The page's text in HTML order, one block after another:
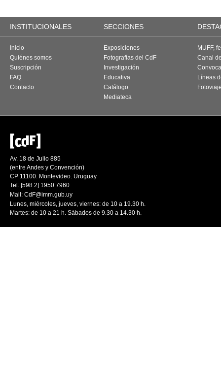
INSTITUCIONALES SECCIONES
Inicio
Quiénes somos
Suscripción
FAQ
Contacto
Exposiciones
Fotografías del CdF
Investigación
Educativa
Catálogo
Mediateca
MUFF,
Canal
Líneas
Av. 18 de Julio 885
(entre Andes y Convención)
CP 11100. Montevideo. Uruguay
Tel: [598 2] 1950 7960
Mail: CdF@imm.gub.uy
Lunes, miércoles, jueves, viernes: de 10 a 19.30 h.
Martes: de 10 a 21 h. Sábados de 9.30 a 14.30 h.